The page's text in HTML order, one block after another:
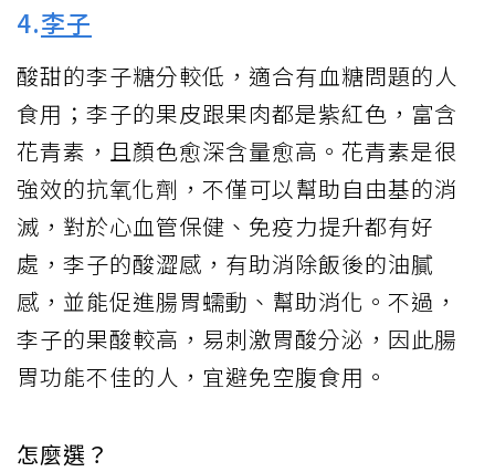
4.李子
酸甜的李子糖分較低，適合有血糖問題的人
食用；李子的果皮跟果肉都是紫紅色，富含
花青素，且顏色愈深含量愈高。花青素是很
強效的抗氧化劑，不僅可以幫助自由基的消
滅，對於心血管保健、免疫力提升都有好
處，李子的酸澀感，有助消除飯後的油膩
感，並能促進腸胃蠕動、幫助消化。不過，
李子的果酸較高，易刺激胃酸分泌，因此腸
胃功能不佳的人，宜避免空腹食用。
怎麼選？